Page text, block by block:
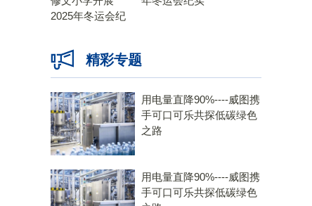
精彩专题
用电量直降90%----威图携
手可口可乐共探低碳绿色
之路
用电量直降90%----威图携
手可口可乐共探低碳绿色